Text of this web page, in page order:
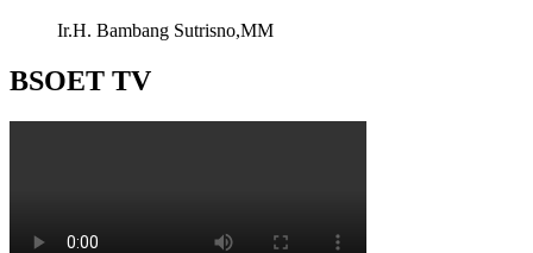
Ir.H. Bambang Sutrisno,MM
BSOET TV